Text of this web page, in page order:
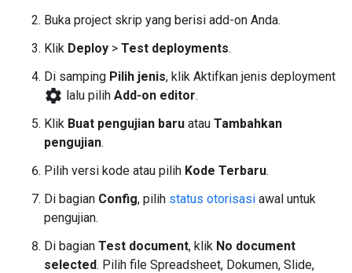
Buka project skrip yang berisi add-on Anda.
Klik Deploy > Test deployments.
Di samping Pilih jenis, klik Aktifkan jenis deployment
settings lalu pilih Add-on editor.
Klik Buat pengujian baru atau Tambahkan
pengujian.
Pilih versi kode atau pilih Kode Terbaru.
Di bagian Config, pilih status otorisasi awal untuk
pengujian.
Di bagian Test document, klik No document
selected. Pilih file Spreadsheet, Dokumen, Slide,